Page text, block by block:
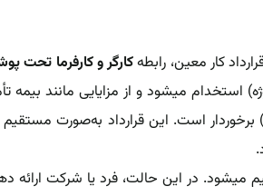
کار معین، رابطهکارگر و کارفرما تحت
میشود و از مزایایی مانند بیمه
است. این قرارداد به‌صورت مستقیم
میشود. ‌در این حالت، فرد یا شرکت ارائه